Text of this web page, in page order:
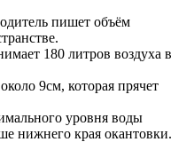
пишет объём
180 литров воздуха в
9см, которая прячет
уровня воды
нижнего края окантовки.